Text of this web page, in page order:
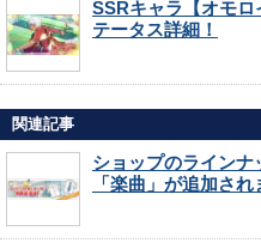
SSRキャラ【オモ
テータス詳細！
関連記事
ショップのライン
「楽曲」が追加され